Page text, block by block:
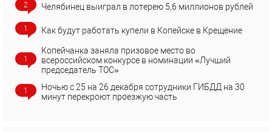
2 Челябинец выиграл в лотерею 5,6 миллионов рублей
1 Как будут работать купели в Копейске в Крещение
1
Копейчанка заняла призовое место во
всероссийском конкурсе в номинации «Лучший
председатель ТОС»
1
Ночью с 25 на 26 декабря сотрудники ГИБДД на 30
минут перекроют проезжую часть